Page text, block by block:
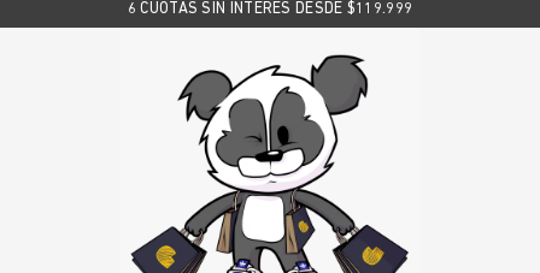
6 CUOTAS SIN INTERES DESDE $119.999